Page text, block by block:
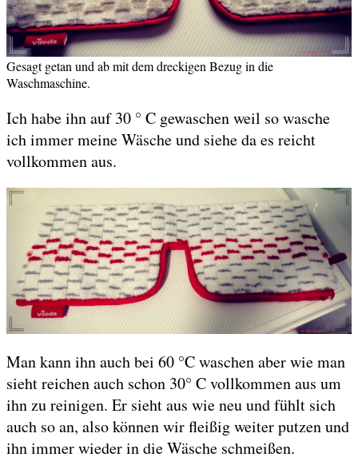
Gesagt getan und ab mit dem dreckigen Bezug in die
Waschmaschine.
Ich habe ihn auf 30 ° C gewaschen weil so wasche
ich immer meine Wäsche und siehe da es reicht
vollkommen aus.
Man kann ihn auch bei 60 °C waschen aber wie man
sieht reichen auch schon 30° C vollkommen aus um
ihn zu reinigen. Er sieht aus wie neu und fühlt sich
auch so an, also können wir fleißig weiter putzen und
ihn immer wieder in die Wäsche schmeißen.